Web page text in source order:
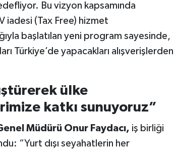
Bu vizyon kapsamında
iadesi (Tax Free) hizmet
başlatılan yeni program sayesinde,
Türkiye’de yapacakları alışverişlerden
ülke
katkı sunuyoruz”
Müdürü Onur Faydacı, iş birliği
“Yurt dışı seyahatlerin her